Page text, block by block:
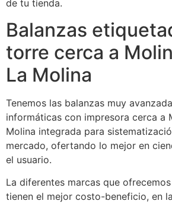
de tu tienda.
Balanzas
torre cerca a
La Molina
Tenemos las balanzas muy
informáticas con impresora cerca a
Molina integrada para
mercado, ofertando lo mejor en
el usuario.
La diferentes marcas que
tienen el mejor costo-beneficio, en